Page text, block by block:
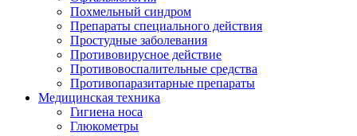
Похмельный синдром
Препараты специального действия
Простудные заболевания
Противовирусное действие
Противовоспалительные средства
Противопаразитарные препараты
Медицинская техника
Гигиена носа
Глюкометры